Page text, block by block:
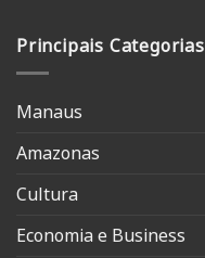
Principais Categorias
Manaus
Amazonas
Cultura
Economia e Business